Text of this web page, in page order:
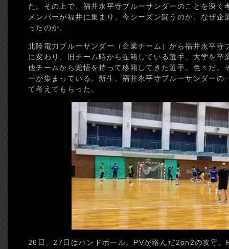
た。その上で、福井永平寺ブルーサンダーのことを深く
メンバーが福井に集まり、今シーズン闘うのか、なぜ
ったのか。
北陸電力ブルーサンダー（企業チーム）から福井永平寺
に変わり、旧チーム時から在籍している選手、大学を
他チームから覚悟を持って移籍してきた選手。色々だ。
ーが集まっている。新生、福井永平寺ブルーサンダーの
て考えてもらった。
26日、27日はハンドボール。PVが絡んだ2on2の攻守